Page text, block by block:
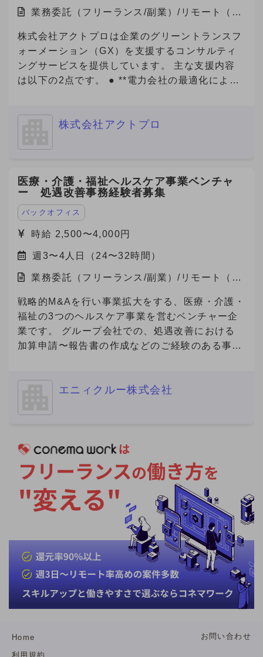
の高いメンバーが刺激しあい切磋琢磨していま
す。 また、メンバー（マネジメント未経験）か
らリーダー・マネージャーに昇格したメンバーも
多数在籍しており、挑戦をしたい方へのチャンス
の機会がたくさんあります。 社内ナレッジも豊
ン後の動き方】 ・研修期間あり（最大15時間）
施、商談同席 ※研修期間中も報酬は発生します。
場合は1ヶ月ごとの自動更新制となります。 ※研
修期間の実績により契約終了の可能性あります。
ください。 【必須2】下記、「副業からの転職」
について、該当する番号をお知らせください。
【必須3】バックグラウンドについても選考の参
考にさせていただいておりますので、大学・学
部・専攻内容も記載してご応募をお願いいたしま
す。 「副業からの転職」について： 数ヶ月〜半
ただける方から優先的に採用させていただく案件
能性「無し」 ② 内容・条件により転職の可能性
転職の可能性「あり」（半年から1年以内程度）
④ 転職を「積極的に検討中」（半年以内） -------
-------------- ※これらの記載がない場合、
施する観点から、大変恐縮ですがご返信できない
ことがありますので、ご協力をお願いいたしま
業務委託（フリーランス/副業）/リモート（在
株式会社アクトプロは企業のグリーントランスフ
ォーメーション（GX）を支援するコンサルティ
ングサービスを提供しています。 主な支援内容
は以下の2点です。 ● **電力会社の最適化による
あるコスト削減を実現します。 ● **Jクレジット
ESG評価・脱炭素経営の推進に貢献します。 近
年、GXは「企業の競争力」を左右する重要テー
マとなっており、コスト削減と環境価値の創出を
両立できる点が大きな魅力です。 今回、当社は
これらのサービスにご関心をお持ちの企業様をご
紹介いただけるパートナーを募集しています。
株式会社アクトプロ
医療・介護・福祉ヘルスケア事業ベンチャ
ー 処遇改善事務経験者募集
バックオフィス
時給 2,500〜4,000円
週3〜4人日（24〜32時間）
業務委託（フリーランス/副業）/リモート（在
戦略的M&Aを行い事業拡大をする、医療・介護・
福祉の3つのヘルスケア事業を営むベンチャー企
業です。 グループ会社での、処遇改善における
加算申請〜報告書の作成などのご経験のある事務
あたり■（必須） 必須要件について、具体的なご
ります。
エニィクルー株式会社
Home
利用規約
お問い合わせ